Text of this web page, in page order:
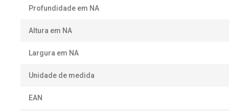
Profundidade em NA
Altura em NA
Largura em NA
Unidade de medida
EAN